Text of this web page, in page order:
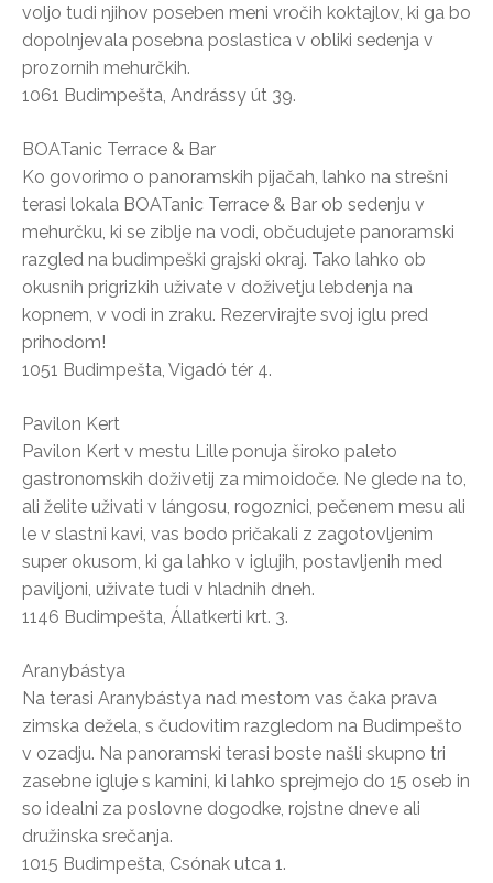
voljo tudi njihov poseben meni vročih koktajlov, ki ga bo
dopolnjevala posebna poslastica v obliki sedenja v
prozornih mehurčkih.
1061 Budimpešta, Andrássy út 39.
BOATanic Terrace & Bar
Ko govorimo o panoramskih pijačah, lahko na strešni
terasi lokala BOATanic Terrace & Bar ob sedenju v
mehurčku, ki se ziblje na vodi, občudujete panoramski
razgled na budimpeški grajski okraj. Tako lahko ob
okusnih prigrizkih uživate v doživetju lebdenja na
kopnem, v vodi in zraku. Rezervirajte svoj iglu pred
prihodom!
1051 Budimpešta, Vigadó tér 4.
Pavilon Kert
Pavilon Kert v mestu Lille ponuja široko paleto
gastronomskih doživetij za mimoidoče. Ne glede na to,
ali želite uživati v lángosu, rogoznici, pečenem mesu ali
le v slastni kavi, vas bodo pričakali z zagotovljenim
super okusom, ki ga lahko v iglujih, postavljenih med
paviljoni, uživate tudi v hladnih dneh.
1146 Budimpešta, Állatkerti krt. 3.
Aranybástya
Na terasi Aranybástya nad mestom vas čaka prava
zimska dežela, s čudovitim razgledom na Budimpešto
v ozadju. Na panoramski terasi boste našli skupno tri
zasebne igluje s kamini, ki lahko sprejmejo do 15 oseb in
so idealni za poslovne dogodke, rojstne dneve ali
družinska srečanja.
1015 Budimpešta, Csónak utca 1.